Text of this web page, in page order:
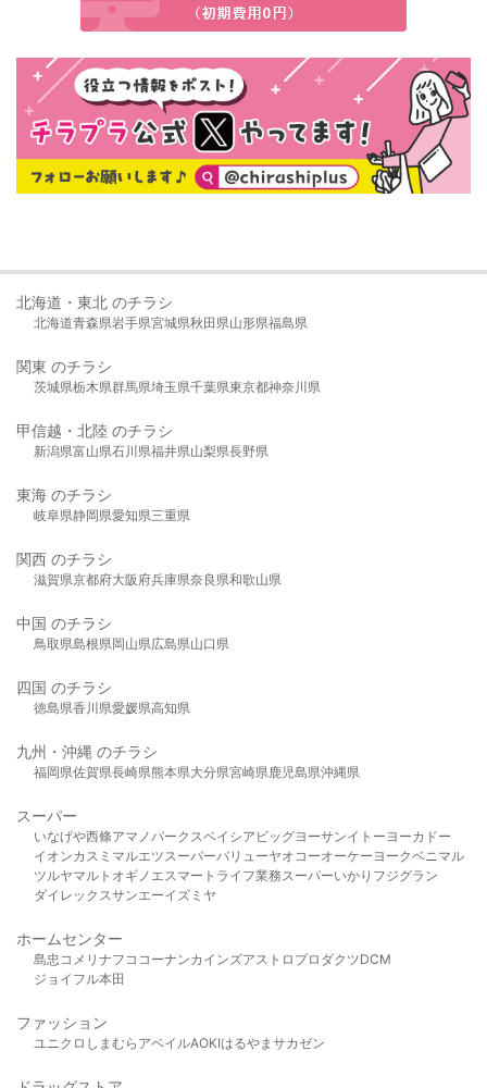
北海道・東北 のチラシ
北海道青森県岩手県宮城県秋田県山形県福島県
関東 のチラシ
茨城県栃木県群馬県埼玉県千葉県東京都神奈川県
甲信越・北陸 のチラシ
新潟県富山県石川県福井県山梨県長野県
東海 のチラシ
岐阜県静岡県愛知県三重県
関西 のチラシ
滋賀県京都府大阪府兵庫県奈良県和歌山県
中国 のチラシ
鳥取県島根県岡山県広島県山口県
四国 のチラシ
徳島県香川県愛媛県高知県
九州・沖縄 のチラシ
福岡県佐賀県長崎県熊本県大分県宮崎県鹿児島県沖縄県
スーパー
いなげや西條アマノパークスベイシア ビッグヨーサンイトーヨーカドー
イオンカスミ マルエツスーパーバリューヤオコーオーケー ヨークベニマル
ツルヤマルト オギノ エスマート ライフ業務スーパーいかり フジグラン
ダイレックスサンエーイズミヤ
ホームセンター
島忠 コメリ ナフコ コーナンカインズアストロプロダクツDCM
ジョイフル本田
ファッション
ユニクロ しまむら アベイルAOKIはるやま サカゼン